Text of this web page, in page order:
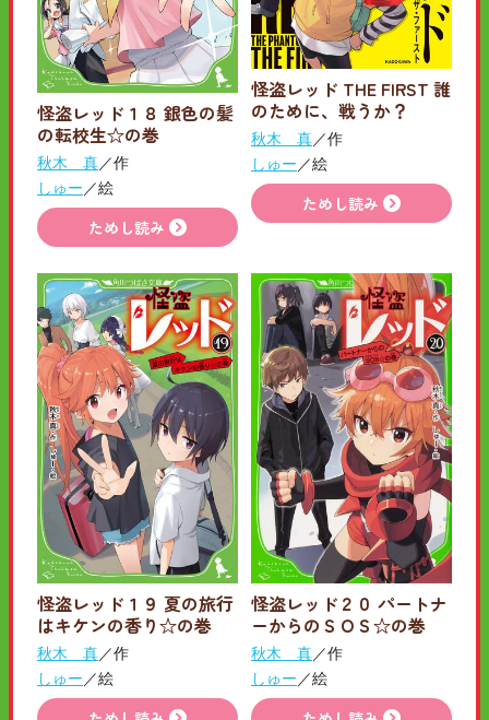
怪盗レッド１８ 銀色の髪
の転校生☆の巻
秋木 真／作
しゅー ／絵
ためし読み
怪盗レッド THE FIRST 誰
のために、戦うか？
秋木 真／作
しゅー ／絵
ためし読み
怪盗レッド１９ 夏の旅行
はキケンの香り☆の巻
秋木 真／作
しゅー ／絵
怪盗レッド２０ パートナ
ーからのＳＯＳ☆の巻
秋木 真／作
しゅー ／絵